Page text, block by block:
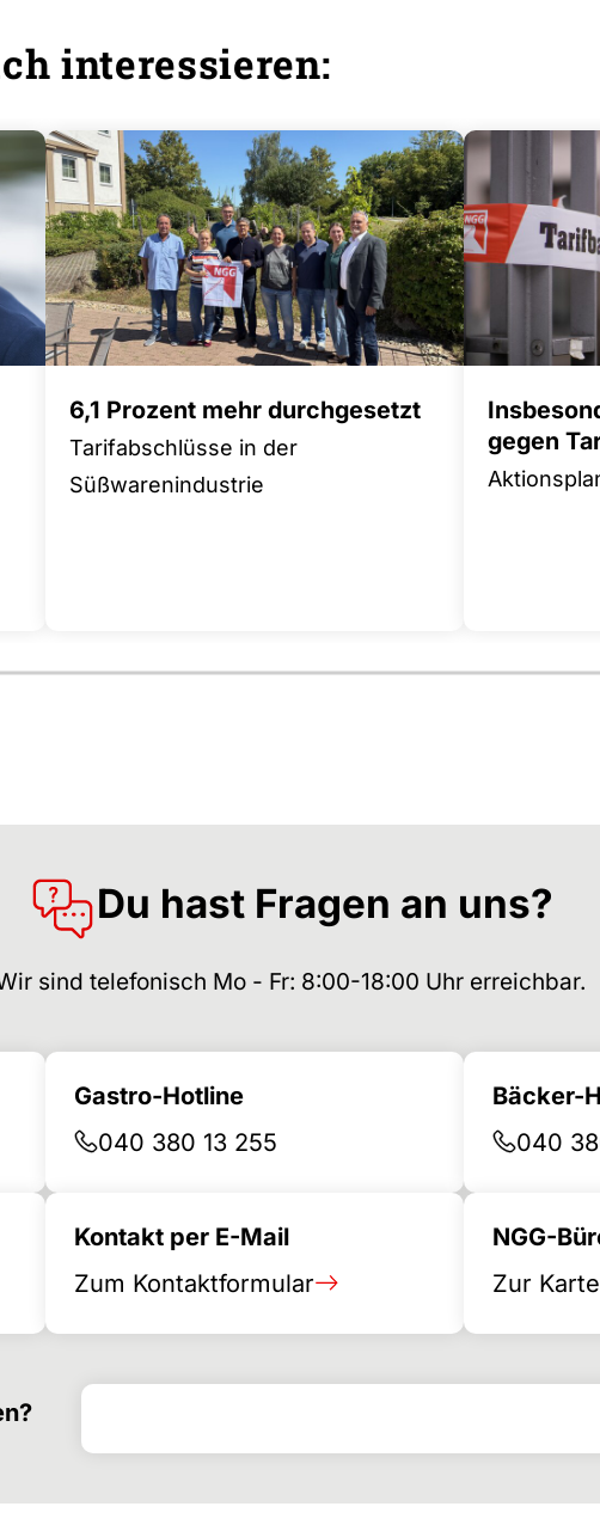
interessieren:
6,1 Prozent mehr durchgesetzt
Tarifabschlüsse in der
Süßwarenindustrie
gegen
Du hast Fragen an uns?
sind telefonisch Mo - Fr: 8:00-18:00 Uhr erreichbar.
Gastro-Hotline
040 380 13 255
Bäcker-
040
Kontakt per E-Mail
Zum Kontaktformular
NGG-
Zur Karte